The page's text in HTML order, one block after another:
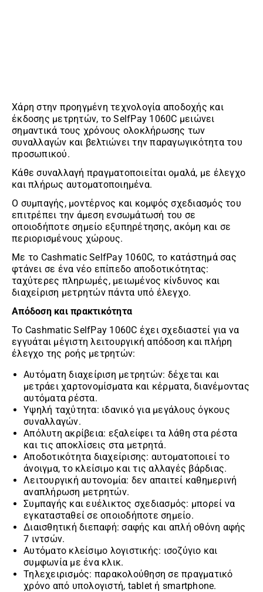
Χάρη στην προηγμένη τεχνολογία αποδοχής και
έκδοσης μετρητών, το SelfPay 1060C μειώνει
σημαντικά τους χρόνους ολοκλήρωσης των
συναλλαγών και βελτιώνει την παραγωγικότητα του
προσωπικού.
Κάθε συναλλαγή πραγματοποιείται ομαλά, με έλεγχο
και πλήρως αυτοματοποιημένα.
Ο συμπαγής, μοντέρνος και κομψός σχεδιασμός του
επιτρέπει την άμεση ενσωμάτωσή του σε
οποιοδήποτε σημείο εξυπηρέτησης, ακόμη και σε
περιορισμένους χώρους.
Με το Cashmatic SelfPay 1060C, το κατάστημά σας
φτάνει σε ένα νέο επίπεδο αποδοτικότητας:
ταχύτερες πληρωμές, μειωμένος κίνδυνος και
διαχείριση μετρητών πάντα υπό έλεγχο.
Απόδοση και πρακτικότητα
Το Cashmatic SelfPay 1060C έχει σχεδιαστεί για να
εγγυάται μέγιστη λειτουργική απόδοση και πλήρη
έλεγχο της ροής μετρητών:
Αυτόματη διαχείριση μετρητών: δέχεται και
μετράει χαρτονομίσματα και κέρματα, διανέμοντας
αυτόματα ρέστα.
Υψηλή ταχύτητα: ιδανικό για μεγάλους όγκους
συναλλαγών.
Απόλυτη ακρίβεια: εξαλείφει τα λάθη στα ρέστα
και τις αποκλίσεις στα μετρητά.
Αποδοτικότητα διαχείρισης: αυτοματοποιεί το
άνοιγμα, το κλείσιμο και τις αλλαγές βάρδιας.
Λειτουργική αυτονομία: δεν απαιτεί καθημερινή
αναπλήρωση μετρητών.
Συμπαγής και ευέλικτος σχεδιασμός: μπορεί να
εγκατασταθεί σε οποιοδήποτε σημείο.
Διαισθητική διεπαφή: σαφής και απλή οθόνη αφής
7 ιντσών.
Αυτόματο κλείσιμο λογιστικής: ισοζύγιο και
συμφωνία με ένα κλικ.
Τηλεχειρισμός: παρακολούθηση σε πραγματικό
χρόνο από υπολογιστή, tablet ή smartphone.